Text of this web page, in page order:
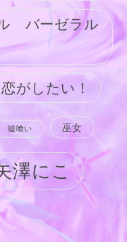
バーゼラル
がしたい！
嘘喰い 巫女
澤にこ